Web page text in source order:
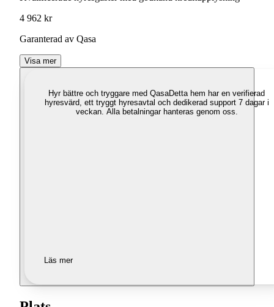
4 962 kr
Garanterad av Qasa
Visa mer
Hyr bättre och tryggare med QasaDetta hem har en verifierad
hyresvärd, ett tryggt hyresavtal och dedikerad support 7 dagar i
veckan. Alla betalningar hanteras genom oss.
Läs mer